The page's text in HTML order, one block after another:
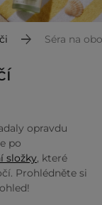
Séra na
opravdu
po
složky, které
Prohlédněte si